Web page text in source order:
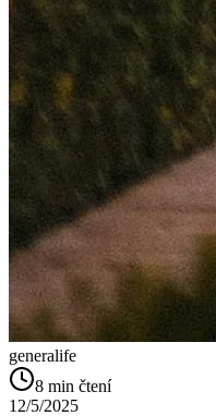
generalife
8 min čtení
12/5/2025